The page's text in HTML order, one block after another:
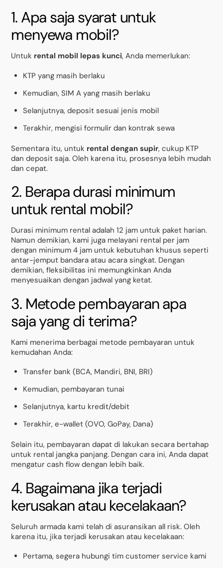
1. Apa saja syarat untuk
menyewa mobil?
Untuk rental mobil lepas kunci, Anda memerlukan:
KTP yang masih berlaku
Kemudian, SIM A yang masih berlaku
Selanjutnya, deposit sesuai jenis mobil
Terakhir, mengisi formulir dan kontrak sewa
Sementara itu, untuk rental dengan supir, cukup KTP
dan deposit saja. Oleh karena itu, prosesnya lebih mudah
dan cepat.
2. Berapa durasi minimum
untuk rental mobil?
Durasi minimum rental adalah 12 jam untuk paket harian.
Namun demikian, kami juga melayani rental per jam
dengan minimum 4 jam untuk kebutuhan khusus seperti
antar-jemput bandara atau acara singkat. Dengan
demikian, fleksibilitas ini memungkinkan Anda
menyesuaikan dengan jadwal yang ketat.
3. Metode pembayaran apa
saja yang di terima?
Kami menerima berbagai metode pembayaran untuk
kemudahan Anda:
Transfer bank (BCA, Mandiri, BNI, BRI)
Kemudian, pembayaran tunai
Selanjutnya, kartu kredit/debit
Terakhir, e-wallet (OVO, GoPay, Dana)
Selain itu, pembayaran dapat di lakukan secara bertahap
untuk rental jangka panjang. Dengan cara ini, Anda dapat
mengatur cash flow dengan lebih baik.
4. Bagaimana jika terjadi
kerusakan atau kecelakaan?
Seluruh armada kami telah di asuransikan all risk. Oleh
karena itu, jika terjadi kerusakan atau kecelakaan:
Pertama, segera hubungi tim customer service kami